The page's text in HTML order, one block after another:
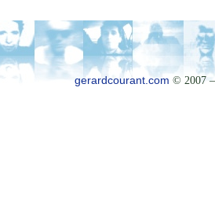
gerardcourant.com © 2007